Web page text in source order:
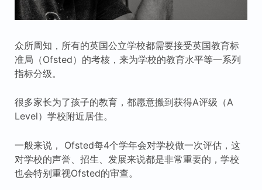
众所周知，所有的英国公立学校都需要接受英国教育标
准局（Ofsted）的考核，来为学校的教育水平等一系列
指标分级。
很多家长为了孩子的教育，都愿意搬到获得A评级（A
Level）学校附近居住。
一般来说， Ofsted每4个学年会对学校做一次评估，这
对学校的声誉、招生、发展来说都是非常重要的，学校
也会特别重视Ofsted的审查。